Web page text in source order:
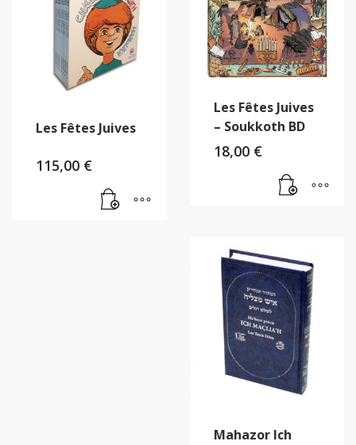
Les Fêtes Juives
115,00 €
Les Fêtes Juives
– Soukkoth BD
18,00 €
Mahazor Ich